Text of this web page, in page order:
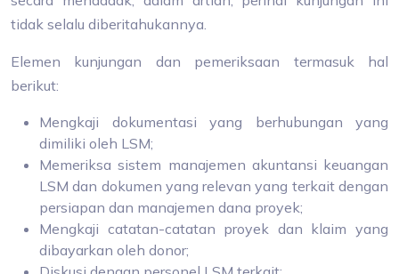
tidak selalu diberitahukannya.
Elemen kunjungan dan pemeriksaan termasuk hal
berikut:
Mengkaji dokumentasi yang berhubungan yang
dimiliki oleh LSM;
Memeriksa sistem manajemen akuntansi keuangan
LSM dan dokumen yang relevan yang terkait dengan
persiapan dan manajemen dana proyek;
Mengkaji catatan-catatan proyek dan klaim yang
dibayarkan oleh donor;